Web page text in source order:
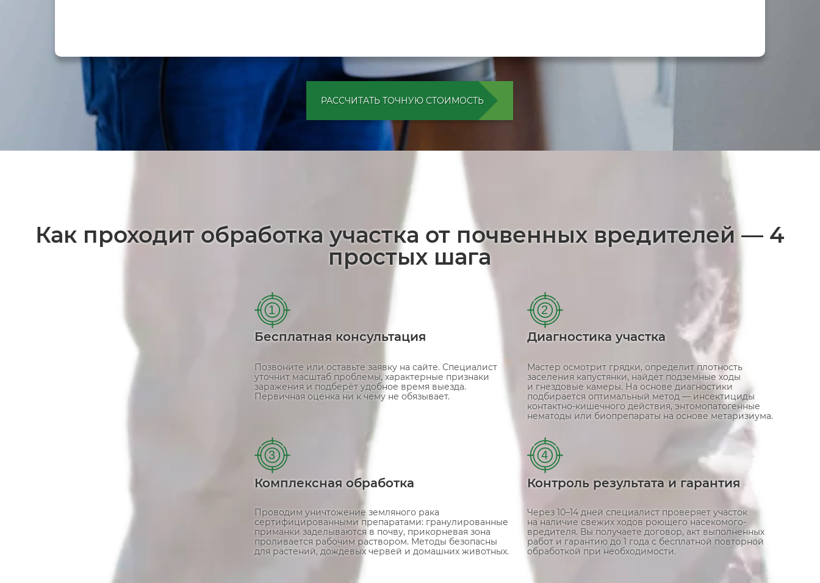
РАССЧИТАТЬ ТОЧНУЮ СТОИМОСТЬ
Как проходит обработка участка от почвенных вредителей — 4
простых шага
1
Бесплатная консультация
Позвоните или оставьте заявку на сайте. Специалист
уточнит масштаб проблемы, характерные признаки
заражения и подберёт удобное время выезда.
Первичная оценка ни к чему не обязывает.
2
Диагностика участка
Мастер осмотрит грядки, определит плотность
заселения капустянки, найдёт подземные ходы
и гнездовые камеры. На основе диагностики
подбирается оптимальный метод — инсектициды
контактно-кишечного действия, энтомопатогенные
нематоды или биопрепараты на основе метаризиума.
3
Комплексная обработка
Проводим уничтожение земляного рака
сертифицированными препаратами: гранулированные
приманки заделываются в почву, прикорневая зона
проливается рабочим раствором. Методы безопасны
для растений, дождевых червей и домашних животных.
4
Контроль результата и гарантия
Через 10–14 дней специалист проверяет участок
на наличие свежих ходов роющего насекомого-
вредителя. Вы получаете договор, акт выполненных
работ и гарантию до 1 года с бесплатной повторной
обработкой при необходимости.